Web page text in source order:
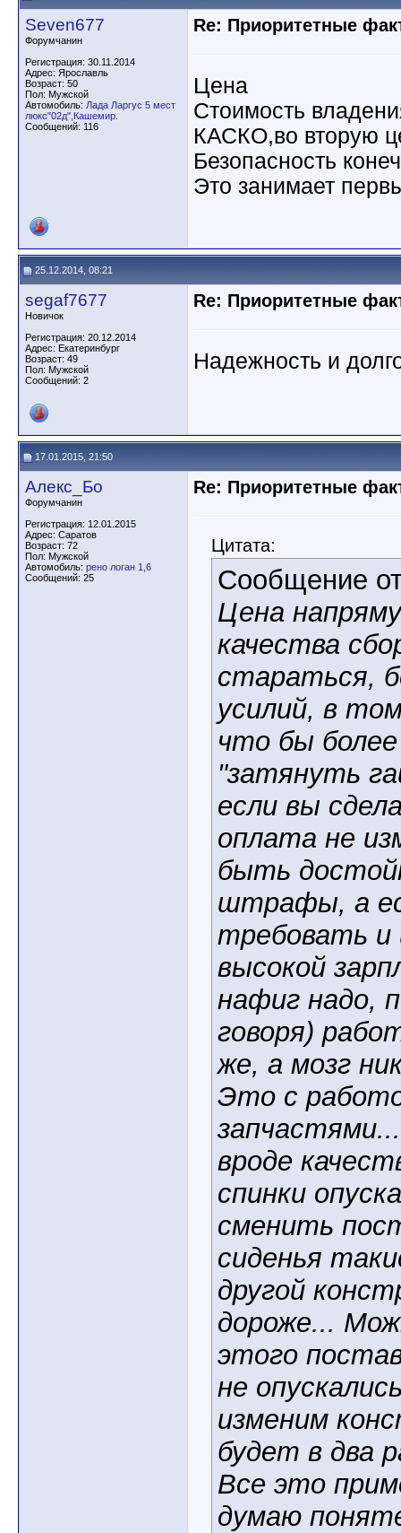
Seven677
Форумчанин
Регистрация: 30.11.2014
Адрес: Ярославль
Возраст: 50
Пол: Мужской
Автомобиль: Лада Ларгус 5 мест
люкс"02д",Кашемир.
Сообщений: 116
Re: Приоритетные
Цена
Стоимость
КАСКО,во вторую
Безопасность
Это занимает
25.12.2014, 08:21
segaf7677
Новичок
Регистрация: 20.12.2014
Адрес: Екатеринбург
Возраст: 49
Пол: Мужской
Сообщений: 2
Re: Приоритетные
Надежность и
17.01.2015, 21:50
Алекс_Бо
Форумчанин
Регистрация: 12.01.2015
Адрес: Саратов
Возраст: 72
Пол: Мужской
Автомобиль: рено логан 1,6
Сообщений: 25
Re: Приоритетные
Цитата:
Сообщение
Цена
качества
стараться,
усилий, в
что бы
"затянуть
если вы
оплата не
быть
штрафы, а
требовать
высокой
нафиг надо,
говоря)
же, а мозг
Это с
вроде
спинки
сменить
сиденья
другой
дороже...
этого
не
изменим
будет в два
Все это
думаю